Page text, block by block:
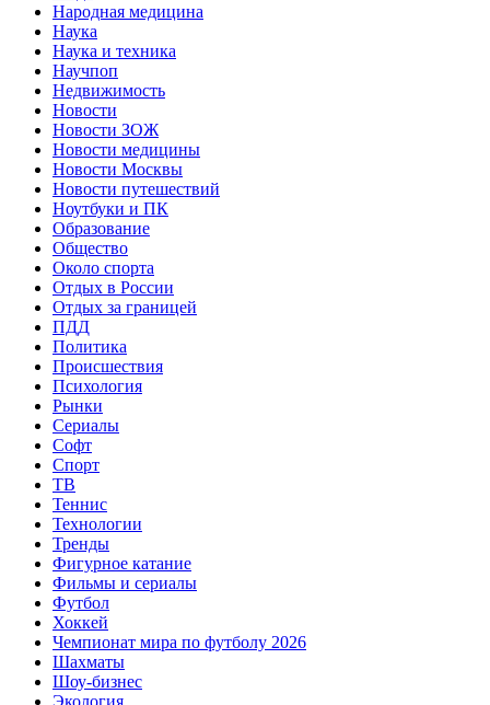
Народная медицина
Наука
Наука и техника
Научпоп
Недвижимость
Новости
Новости ЗОЖ
Новости медицины
Новости Москвы
Новости путешествий
Ноутбуки и ПК
Образование
Общество
Около спорта
Отдых в России
Отдых за границей
ПДД
Политика
Происшествия
Психология
Рынки
Сериалы
Софт
Спорт
ТВ
Теннис
Технологии
Тренды
Фигурное катание
Фильмы и сериалы
Футбол
Хоккей
Чемпионат мира по футболу 2026
Шахматы
Шоу-бизнес
Экология